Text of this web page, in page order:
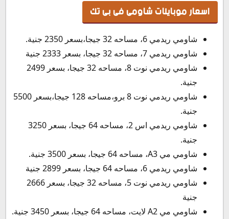
اسعار موبايلات شاومى فى بى تك
شاومي ريدمي 6، مساحه 32 جيجا،بسعر 2350 جنية.
شاومي ريدمي 7، مساحه 32 جيجا، بسعر 2333 جنية
شاومي ريدمي نوت 8، مساحه 32 جيجا، بسعر 2499
جنية.
شاومي ريدمي نوت 8 برو،مساحه 128 جيجا،بسعر 5500
جنية.
شاومي ريدمي اس 2، مساحه 64 جيجا، بسعر 3250
جنية.
شاومي مي A3، مساحه 64 جيجا، بسعر 3500 جنية.
شاومي ريدمي 6، مساحه 64 جيجا، بسعر 2899 جنية
شاومي ريدمي نوت 5، مساحه 32 جيجا، بسعر 2666
جنية
شاومي مي A2 لايت، مساحه 64 جيجا، بسعر 3450 جنية.